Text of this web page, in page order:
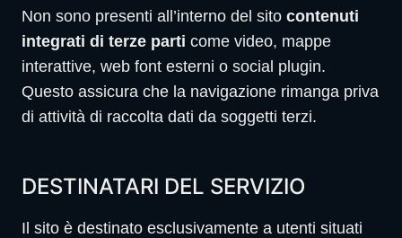
Non sono presenti all’interno del sito contenuti
integrati di terze parti come video, mappe
interattive, web font esterni o social plugin.
Questo assicura che la navigazione rimanga priva
di attività di raccolta dati da soggetti terzi.
DESTINATARI DEL SERVIZIO
Il sito è destinato esclusivamente a utenti situati